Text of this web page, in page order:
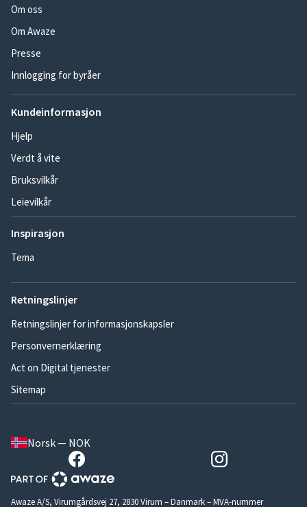
Om oss
Om Awaze
Presse
Innlogging for byråer
Kundeinformasjon
Hjelp
Verdt å vite
Bruksvilkår
Leievilkår
Inspirasjon
Tema
Retningslinjer
Retningslinjer for informasjonskapsler
Personvernerklæring
Act on Digital tjenester
Sitemap
Norsk — NOK
Awaze A/S, Virumgårdsvej 27, 2830 Virum – Danmark – MVA-nummer